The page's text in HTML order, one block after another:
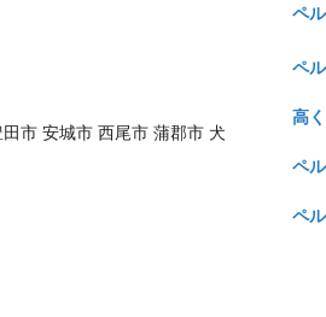
市 安城市 西尾市 蒲郡市 犬
ペ
ペ
高
ペ
ペ